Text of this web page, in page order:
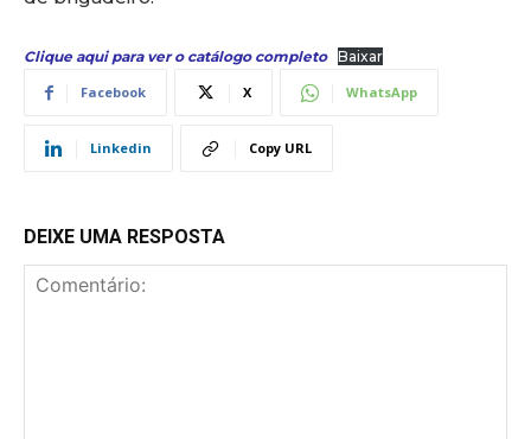
Clique aqui para ver o catálogo completo Baixar
Facebook
X WhatsApp
Linkedin Copy URL
DEIXE UMA RESPOSTA